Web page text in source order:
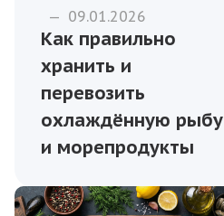
— 09.01.2026
Как правильно
хранить и
перевозить
охлаждённую рыбу
и морепродукты